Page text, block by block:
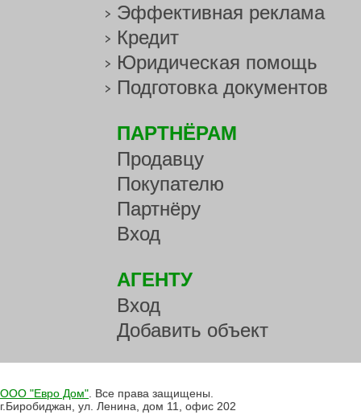
Эффективная реклама
Кредит
Юридическая помощь
Подготовка документов
ПАРТНЁРАМ
Продавцу
Покупателю
Партнёру
Вход
АГЕНТУ
Вход
Добавить объект
ООО "Евро Дом". Все права защищены.
г.Биробиджан, ул. Ленина, дом 11, офис 202